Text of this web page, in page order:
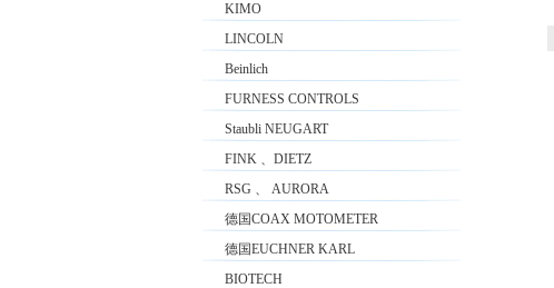
KIMO
LINCOLN
Beinlich
FURNESS CONTROLS
Staubli NEUGART
FINK 、DIETZ
RSG 、 AURORA
德国COAX MOTOMETER
德国EUCHNER KARL
BIOTECH